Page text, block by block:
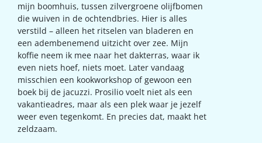
mijn boomhuis, tussen zilvergroene olijfbomen
die wuiven in de ochtendbries. Hier is alles
verstild – alleen het ritselen van bladeren en
een adembenemend uitzicht over zee. Mijn
koffie neem ik mee naar het dakterras, waar ik
even niets hoef, niets moet. Later vandaag
misschien een kookworkshop of gewoon een
boek bij de jacuzzi. Prosilio voelt niet als een
vakantieadres, maar als een plek waar je jezelf
weer even tegenkomt. En precies dat, maakt het
zeldzaam.